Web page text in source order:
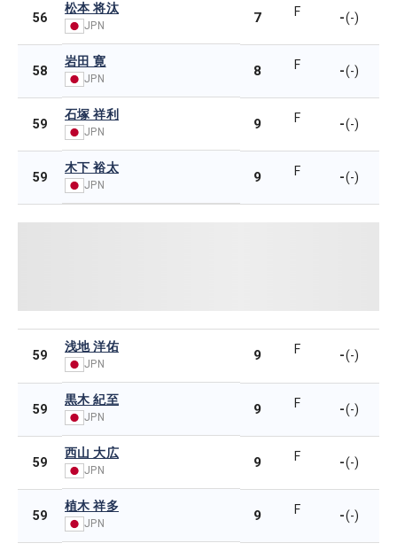
56
松本 将汰
JPN 7 F -(-)
58
岩田 寛
JPN 8 F -(-)
59
石塚 祥利
JPN 9 F -(-)
59
木下 裕太
JPN 9 F -(-)
59
浅地 洋佑
JPN
9 F -(-)
59
黒木 紀至
JPN 9 F -(-)
59
西山 大広
JPN 9 F -(-)
59
植木 祥多
JPN 9 F -(-)